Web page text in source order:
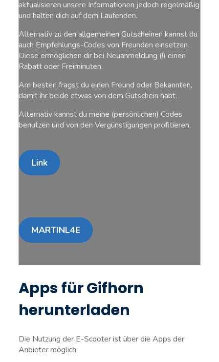
aktualisieren unsere Informationen jedoch regelmäßig
und halten dich auf dem Laufenden.
Alternativ zu den allgemeinen Gutscheinen kannst du
auch Empfehlungs-Codes von Freunden einsetzen.
Diese ermöglichen dir bei Neuanmeldung (!) einen
Rabatt oder Freiminuten.
Am besten fragst du einen Freund oder Bekannten,
damit ihr beide etwas von dem Gutschein habt.
Alternativ kannst du meine (persönlichen) Codes
benutzen und von den Vergünstigungen profitieren.
Link
MARTINL4E
Apps für Gifhorn
herunterladen
Die Nutzung der E-Scooter ist über die Apps der
Anbieter möglich.